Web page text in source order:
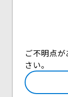
ご不明点
さい。